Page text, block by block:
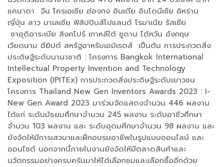
แคนาดา จีน โครเอเชีย ฮ่องกง อินเดีย อินโดนีเซีย อิหร่าน
ญี่ปุ่น ลาว มาเลเซีย ฟิลิปปินส์โปแลนด์ โรมาเนีย รัสเซีย
ซาอุดิอาระเบีย สิงคโปร์ เกาหลีใต้ ซูดาน ไต้หวัน อังกฤษ
เวียดนาม อียิปต์ สหรัฐอาหรับเอมิเรตส์ เป็นต้น การประกวดสิ่ง
ประดิษฐ์ระดับนานาชาติ : โครงการ Bangkok International
Intellectual Property Invention and Technology
Exposition (IPITEx) การประกวดสิ่งประดิษฐ์ระดับเยาวชน
โครงการ Thailand New Gen Inventors Awards 2023 : I-
New Gen Award 2023 มาร่วมจัดแสดงจำนวน 446 ผลงาน
ได้แก่ ระดับมัธยมศึกษาจำนวน 245 ผลงาน ระดับอาชีวศึกษา
จำนวน 103 ผลงาน และ ระดับอุดมศึกษาจำนวน 98 ผลงาน และ
ยังจัดให้มีการเสวนาและฝึกอบรมอาชีพในรูปแบบออนไลน์ และ
ออนไซต์ นอกจากนี้ภายในงานยังจัดให้มีตลาดสินค้าและ
นวัตกรรมอย่างครบครันมาให้ได้เลือกชมและเลือกซื้ออีกด้วย